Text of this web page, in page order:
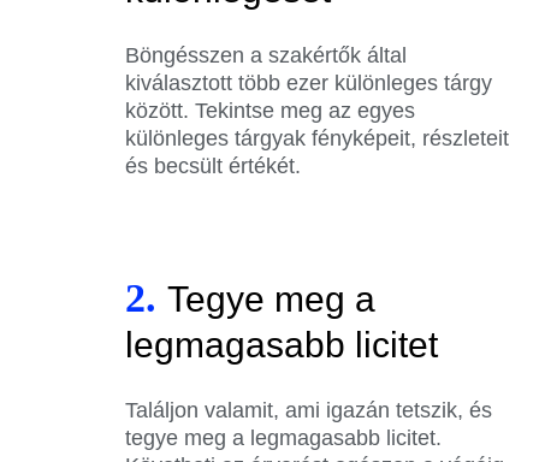
Böngésszen a szakértők által
kiválasztott több ezer különleges tárgy
között. Tekintse meg az egyes
különleges tárgyak fényképeit, részleteit
és becsült értékét.
2. Tegye meg a
legmagasabb licitet
Találjon valamit, ami igazán tetszik, és
tegye meg a legmagasabb licitet.